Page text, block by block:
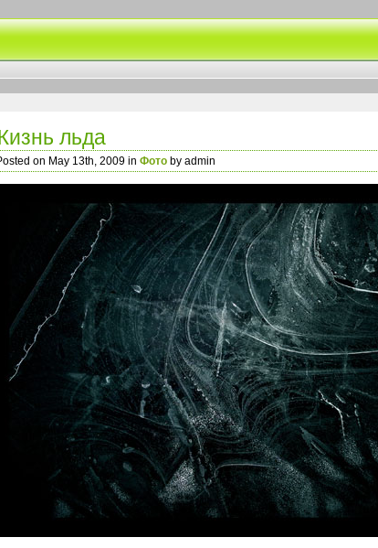
льда
on May 13th, 2009 in Фото by admin